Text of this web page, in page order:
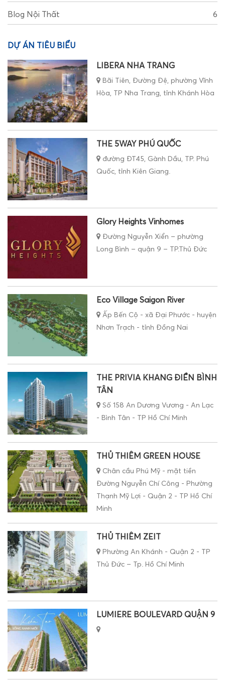
Blog Nội Thất 6
DỰ ÁN TIÊU BIỂU
LIBERA NHA TRANG
Bãi Tiên, Đường Đệ, phường Vĩnh
Hòa, TP Nha Trang, tỉnh Khánh Hòa
THE 5WAY PHÚ QUỐC
đường ĐT45, Gành Dầu, TP. Phú
Quốc, tỉnh Kiên Giang.
Glory Heights Vinhomes
Đường Nguyễn Xiển – phường
Long Bình – quận 9 – TP.Thủ Đức
Eco Village Saigon River
Ấp Bến Cộ - xã Đại Phước - huyện
Nhơn Trạch - tỉnh Đồng Nai
THE PRIVIA KHANG ĐIỀN BÌNH
TÂN
Số 158 An Dương Vương - An Lạc
- Bình Tân - TP Hồ Chí Minh
THỦ THIÊM GREEN HOUSE
Chân cầu Phú Mỹ - mặt tiền
Đường Nguyễn Chí Công - Phường
Thạnh Mỹ Lợi - Quận 2 - TP Hồ Chí
Minh
THỦ THIÊM ZEIT
Phường An Khánh - Quận 2 - TP
Thủ Đức – Tp. Hồ Chí Minh
LUMIERE BOULEVARD QUẬN 9